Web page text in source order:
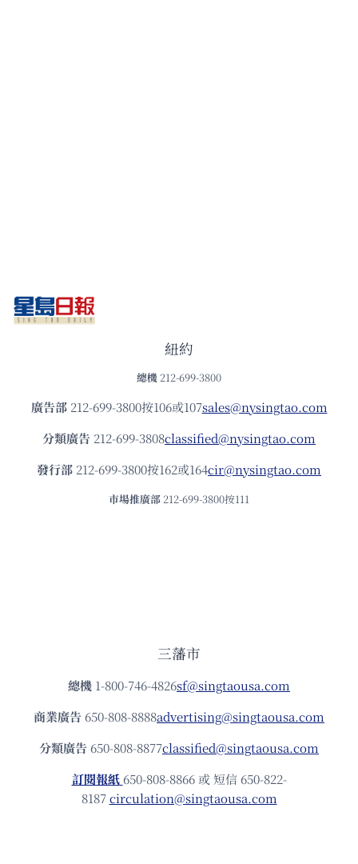
紐約
總機 212-699-3800
廣告部212-699-3800按106或107sales@nysingtao.com
分類廣告 212-699-3808classified@nysingtao.com
發⾏部 212-699-3800按162或164cir@nysingtao.com
市場推廣部 212-699-3800按111
三藩市
總機 1-800-746-4826sf@singtaousa.com
商業廣告 650-808-8888advertising@singtaousa.com
分類廣告 650-808-8877classified@singtaousa.com
訂閱報紙 650-808-8866 或 短信 650-822-
8187circulation@singtaousa.com